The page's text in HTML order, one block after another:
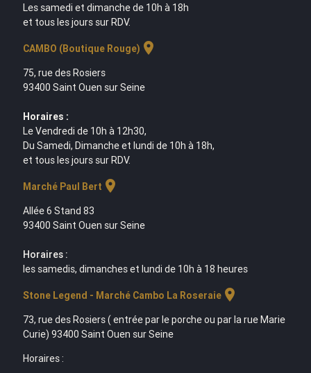
Les samedi et dimanche de 10h à 18h
et tous les jours sur RDV.
CAMBO (Boutique Rouge) location_on
75, rue des Rosiers
93400 Saint Ouen sur Seine
Horaires :
Le Vendredi de 10h à 12h30,
Du Samedi, Dimanche et lundi de 10h à 18h,
et tous les jours sur RDV.
Marché Paul Bert location_on
Allée 6 Stand 83
93400 Saint Ouen sur Seine
Horaires :
les samedis, dimanches et lundi de 10h à 18 heures
Stone Legend - Marché Cambo La Roseraielocation_on
73, rue des Rosiers ( entrée par le porche ou par la rue Marie
Curie) 93400 Saint Ouen sur Seine
Horaires :